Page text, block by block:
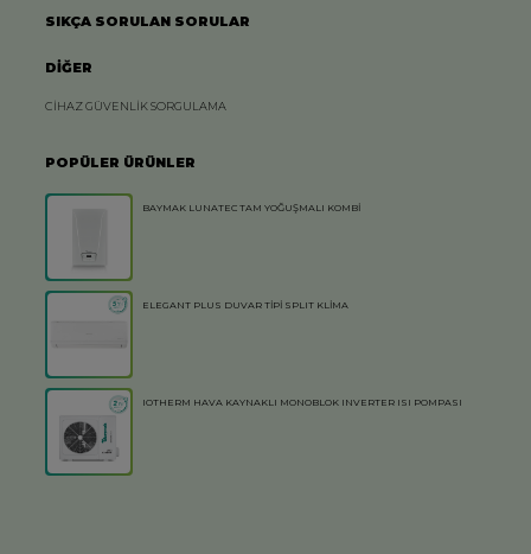
SIKÇA SORULAN SORULAR
DİĞER
CİHAZ GÜVENLİK SORGULAMA
POPÜLER ÜRÜNLER
BAYMAK LUNATEC TAM YOĞUŞMALI KOMBİ
ELEGANT PLUS DUVAR TİPİ SPLIT KLİMA
IOTHERM HAVA KAYNAKLI MONOBLOK INVERTER ISI POMPASI